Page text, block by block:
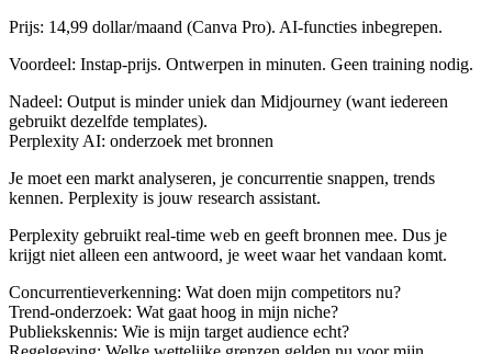
Prijs: 14,99 dollar/maand (Canva Pro). AI-functies inbegrepen.
Voordeel: Instap-prijs. Ontwerpen in minuten. Geen training nodig.
Nadeel: Output is minder uniek dan Midjourney (want iedereen
gebruikt dezelfde templates).
Perplexity AI: onderzoek met bronnen
Je moet een markt analyseren, je concurrentie snappen, trends
kennen. Perplexity is jouw research assistant.
Perplexity gebruikt real-time web en geeft bronnen mee. Dus je
krijgt niet alleen een antwoord, je weet waar het vandaan komt.
Concurrentieverkenning: Wat doen mijn competitors nu?
Trend-onderzoek: Wat gaat hoog in mijn niche?
Publiekskennis: Wie is mijn target audience echt?